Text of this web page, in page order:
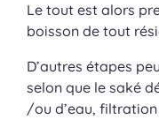
Le tout est alors
boisson de tout
D’autres étapes
selon que le saké
/ou d’eau,